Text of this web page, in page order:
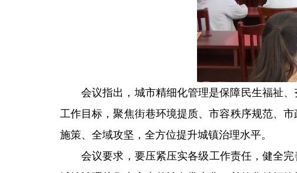
会议指出，城市精细化管理是保障民生福祉
工作目标，聚焦街巷环境提质、市容秩序规范、
施策、全域攻坚，全方位提升城镇治理水平。
会议要求，要压紧压实各级工作责任，健全